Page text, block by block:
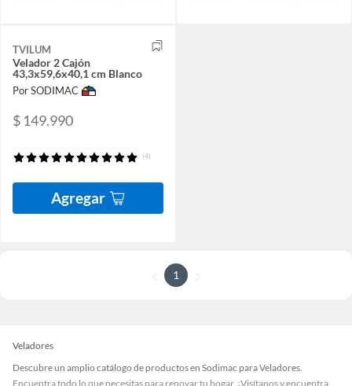
TVILUM
Velador 2 Cajón
43,3x59,6x40,1 cm Blanco
Por SODIMAC
$ 149.990
(4)
Agregar
1
Veladores
Descubre un amplio catálogo de productos en Sodimac para Veladores.
Encuentra todo lo que necesitas para renovar tu hogar. ¡Visítanos y encuentra